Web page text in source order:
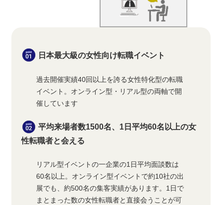
日本最大級の女性向け転職イベント
過去開催実績40回以上を誇る女性特化型の転職
イベント。オンライン型・リアル型の両軸で開
催しています
平均来場者数1500名、 1日平均60名以上の女
性転職者と会える
リアル型イベントの一企業の1日平均面談数は
60名以上。オンライン型イベントで約10社の出
展でも、約500名の集客実績があります。1日で
まとまった数の女性転職者と直接会うことが可